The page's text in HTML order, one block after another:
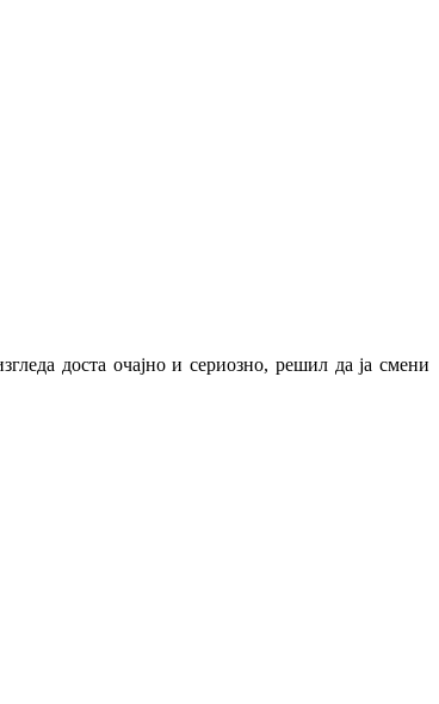
доста очајно и сериозно, решил да ја смени